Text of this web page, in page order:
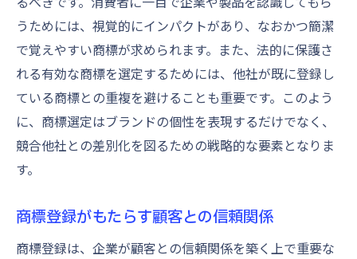
うためには、視覚的にインパクトがあり、なおかつ簡潔
で覚えやすい商標が求められます。また、法的に保護さ
れる有効な商標を選定するためには、他社が既に登録し
ている商標との重複を避けることも重要です。このよう
に、商標選定はブランドの個性を表現するだけでなく、
競合他社との差別化を図るための戦略的な要素となりま
す。
商標登録がもたらす顧客との信頼関係
商標登録は、企業が顧客との信頼関係を築く上で重要な